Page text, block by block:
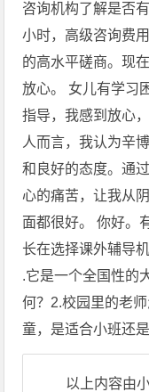
咨询机构了解是否
小时，高级咨询费
的高水平磋商。现
放心。 女儿有学习
指导，我感到放心
人而言，我认为辛
和良好的态度。通
心的痛苦，让我从
面都很好。 你好。
长在选择课外辅导
.它是一个全国性的
何？2.校园里的老
童，是适合小班还是
以上内容由